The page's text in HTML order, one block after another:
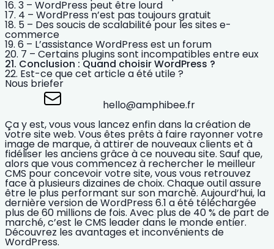
3 – WordPress peut être lourd
4 – WordPress n’est pas toujours gratuit
5 – Des soucis de scalabilité pour les sites e-
commerce
6 – L’assistance WordPress est un forum
7 – Certains plugins sont incompatibles entre eux
Conclusion : Quand choisir WordPress ?
Est-ce que cet article a été utile ?
Nous briefer
hello@amphibee.fr
Ça y est, vous vous lancez enfin dans lacréation de
votre site web. Vous êtes prêts à faire rayonner votre
image de marque, à attirer de nouveaux clients et à
fidéliser les anciens grâce à ce nouveau site. Sauf que,
alors que vous commencez à rechercher le meilleur
CMS pour concevoir votre site, vous vous retrouvez
face à plusieurs dizaines de choix. Chaque outil assure
être le plus performant sur son marché. Aujourd’hui, la
dernière version deWordPress 6.1 a été téléchargée
plus de 60 millions de fois. Avec plus de 40 % de part de
marché, c’est leCMS leader dans le monde entier.
Découvrez les avantages et inconvénients de
WordPress.